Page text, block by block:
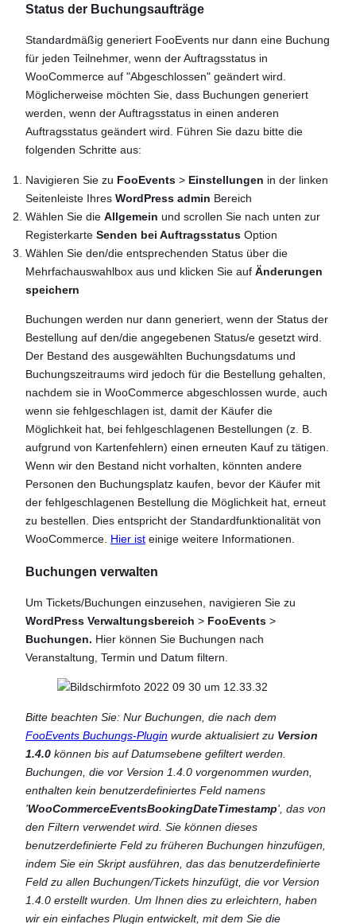
Status der Buchungsaufträge
Standardmäßig generiert FooEvents nur dann eine Buchung
für jeden Teilnehmer, wenn der Auftragsstatus in
WooCommerce auf "Abgeschlossen" geändert wird.
Möglicherweise möchten Sie, dass Buchungen generiert
werden, wenn der Auftragsstatus in einen anderen
Auftragsstatus geändert wird. Führen Sie dazu bitte die
folgenden Schritte aus:
Navigieren Sie zu FooEvents > Einstellungen in der linken
Seitenleiste Ihres WordPress admin Bereich
Wählen Sie die Allgemein und scrollen Sie nach unten zur
Registerkarte Senden bei Auftragsstatus Option
Wählen Sie den/die entsprechenden Status über die
Mehrfachauswahlbox aus und klicken Sie auf Änderungen
speichern
Buchungen werden nur dann generiert, wenn der Status der
Bestellung auf den/die angegebenen Status/e gesetzt wird.
Der Bestand des ausgewählten Buchungsdatums und
Buchungszeitraums wird jedoch für die Bestellung gehalten,
nachdem sie in WooCommerce abgeschlossen wurde, auch
wenn sie fehlgeschlagen ist, damit der Käufer die
Möglichkeit hat, bei fehlgeschlagenen Bestellungen (z. B.
aufgrund von Kartenfehlern) einen erneuten Kauf zu tätigen.
Wenn wir den Bestand nicht vorhalten, könnten andere
Personen den Buchungsplatz kaufen, bevor der Käufer mit
der fehlgeschlagenen Bestellung die Möglichkeit hat, erneut
zu bestellen. Dies entspricht der Standardfunktionalität von
WooCommerce. Hier ist einige weitere Informationen.
Buchungen verwalten
Um Tickets/Buchungen einzusehen, navigieren Sie zu
WordPress Verwaltungsbereich > FooEvents >
Buchungen. Hier können Sie Buchungen nach
Veranstaltung, Termin und Datum filtern.
Bitte beachten Sie: Nur Buchungen, die nach dem
FooEvents Buchungs-Plugin wurde aktualisiert zu Version
1.4.0 können bis auf Datumsebene gefiltert werden.
Buchungen, die vor Version 1.4.0 vorgenommen wurden,
enthalten kein benutzerdefiniertes Feld namens
'WooCommerceEventsBookingDateTimestamp', das von
den Filtern verwendet wird. Sie können dieses
benutzerdefinierte Feld zu früheren Buchungen hinzufügen,
indem Sie ein Skript ausführen, das das benutzerdefinierte
Feld zu allen Buchungen/Tickets hinzufügt, die vor Version
1.4.0 erstellt wurden. Um Ihnen dies zu erleichtern, haben
wir ein einfaches Plugin entwickelt, mit dem Sie die